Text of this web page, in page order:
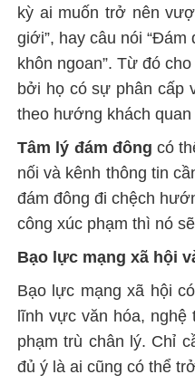
kỳ ai muốn trở nên
giới”, hay câu nói
khôn ngoan”. Từ đó
bởi họ có sự phân cấp
theo hướng khách
Tâm lý đám đông có
nối và kênh thông tin
đám đông đi chệch
công xúc phạm thì nó
Bạo lực mạng xã hội
Bạo lực mạng xã hội
lĩnh vực văn hóa,
phạm trù chân lý. Chỉ
đủ ý là ai cũng có thể